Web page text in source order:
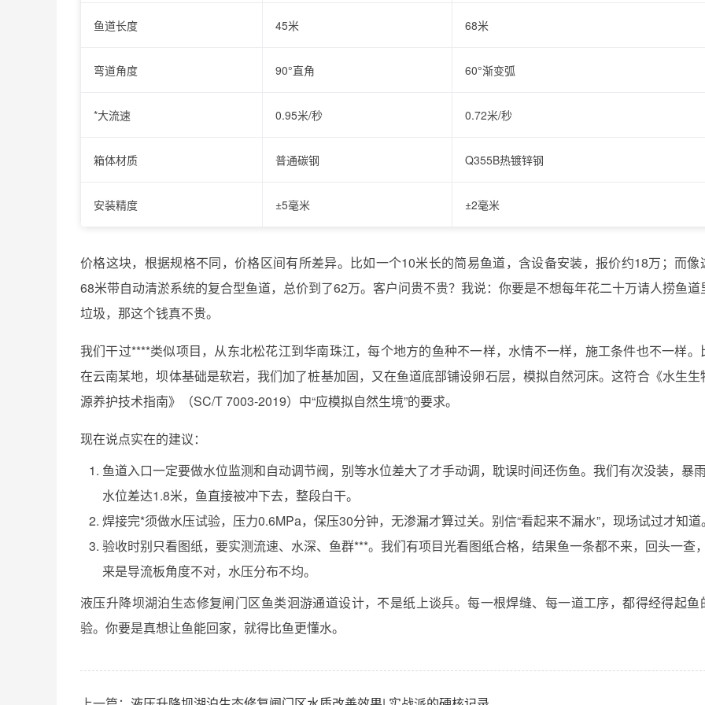
鱼道长度 45米 68米
弯道角度 90°直角 60°渐变弧
*大流速 0.95米/秒 0.72米/秒
箱体材质 普通碳钢 Q355B热镀锌钢
安装精度 ±5毫米 ±2毫米
价格这块，根据规格不同，价格区间有所差异。比如一个10米长的简易鱼道，含设备安装，报价约18万；而像
68米带自动清淤系统的复合型鱼道，总价到了62万。客户问贵不贵？我说：你要是不想每年花二十万请人捞鱼道
垃圾，那这个钱真不贵。
我们干过****类似项目，从东北松花江到华南珠江，每个地方的鱼种不一样，水情不一样，施工条件也不一样。
在云南某地，坝体基础是软岩，我们加了桩基加固，又在鱼道底部铺设卵石层，模拟自然河床。这符合《水生生
源养护技术指南》（SC/T 7003-2019）中“应模拟自然生境”的要求。
现在说点实在的建议：
鱼道入口一定要做水位监测和自动调节阀，别等水位差大了才手动调，耽误时间还伤鱼。我们有次没装，暴
水位差达1.8米，鱼直接被冲下去，整段白干。
焊接完*须做水压试验，压力0.6MPa，保压30分钟，无渗漏才算过关。别信“看起来不漏水”，现场试过才知道。
验收时别只看图纸，要实测流速、水深、鱼群***。我们有项目光看图纸合格，结果鱼一条都不来，回头一查
来是导流板角度不对，水压分布不均。
液压升降坝湖泊生态修复闸门区鱼类洄游通道设计，不是纸上谈兵。每一根焊缝、每一道工序，都得经得起鱼
验。你要是真想让鱼能回家，就得比鱼更懂水。